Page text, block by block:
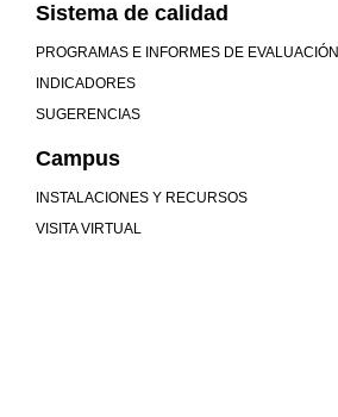
Sistema de calidad
PROGRAMAS E INFORMES DE EVALUACIÓN
INDICADORES
SUGERENCIAS
Campus
INSTALACIONES Y RECURSOS
VISITA VIRTUAL